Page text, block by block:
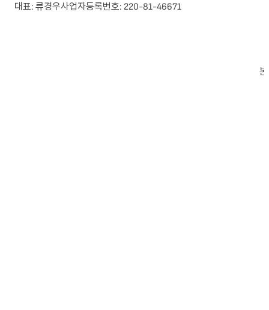
대표: 류경우사업자등록번호: 220-81-46671